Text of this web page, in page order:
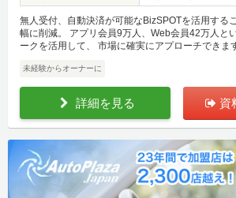
無人受付、自動決済が可能なBizSPOTを活用する
幅に削減。 アプリ会員9万人、Web会員42万人と
ークを活用して、 市場に確実にアプローチできま
未経験からオーナーに
詳細を見る 資